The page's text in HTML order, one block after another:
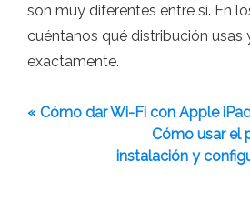
son muy diferentes entre sí. En
cuéntanos qué distribución usas
exactamente.
« Cómo dar Wi-Fi con Apple
Cómo usar el
instalación y